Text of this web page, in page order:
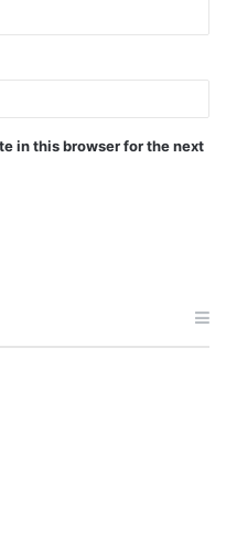
in this browser for the next